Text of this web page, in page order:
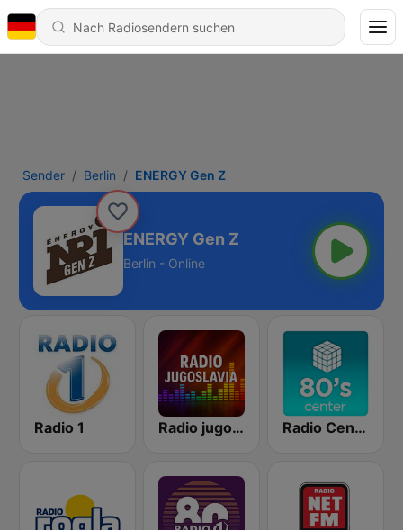
Sender Berlin ENERGY Gen Z
ENERGY Gen Z
Berlin - Online
Radio 1 Radio jugoslavija Radio Center 80s